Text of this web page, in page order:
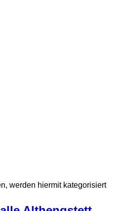
werden hiermit kategorisiert